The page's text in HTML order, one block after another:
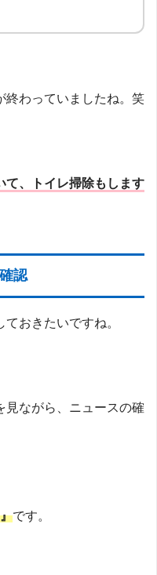
終わっていましたね。笑
て、トイレ掃除もします
認
おきたいですね。
見ながら、ニュースの確
です。